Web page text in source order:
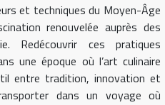
et techniques du Moyen-Âge
renouvelée auprès des
Redécouvrir ces pratiques
une époque où l’art culinaire
entre tradition, innovation et
dans un voyage où